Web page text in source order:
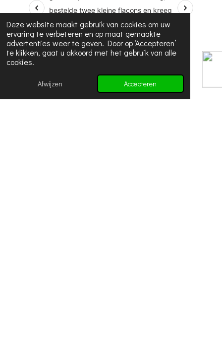
Deze website maakt gebruik van cookies om uw
ervaring te verbeteren en op maat gemaakte
advertenties weer te geven. Door op ‘Accepteren’
te klikken, gaat u akkoord met het gebruik van alle
cookies.
Afwijzen Accepteren